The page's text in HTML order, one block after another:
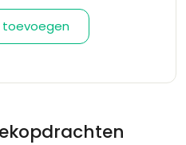
toevoegen